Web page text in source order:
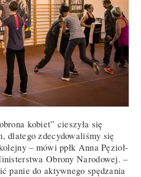
kobiet” cieszyła się
dlatego zdecydowaliśmy się
– mówi ppłk Anna Pęzioł-
Obrony Narodowej. –
panie do aktywnego spędzania